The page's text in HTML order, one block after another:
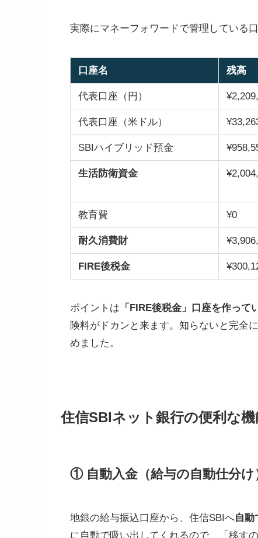
実際にマネーフォワードで管理している
口座名 残高
代表口座（円）
代表口座（米ドル）
SBIハイブリッド預金
生活防衛資金
教育費 ¥0
耐久消費財
FIRE後税金
ポイントは 「FIRE後税金」口座を作って
険料がドカンと来ます。知らないと完全
めました。
住信SBIネット銀行の便利な機
① 自動入金（給与の自動仕分け
地銀の給与振込口座から、住信SBIへ自動
に自動で吸い出してくれるので、「移す